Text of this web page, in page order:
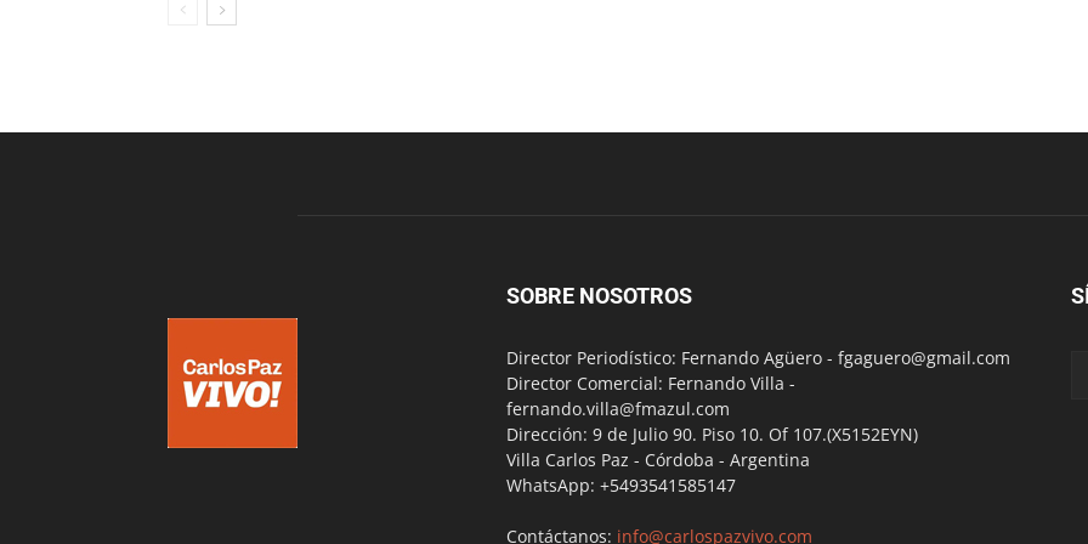
SOBRE NOSOTROS
Director Periodístico: Fernando Agüero - fgaguero@gmail.com
Director Comercial: Fernando Villa -
fernando.villa@fmazul.com
Dirección: 9 de Julio 90. Piso 10. Of 107.(X5152EYN)
Villa Carlos Paz - Córdoba - Argentina
WhatsApp: +5493541585147
Contáctanos: info@carlospazvivo.com